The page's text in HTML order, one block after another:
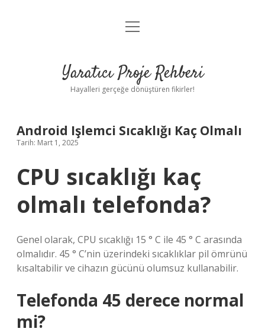
Anasayfa
Yasal Uyarı
menüyü
Yaratıcı Proje Rehberi
Hayalleri gerçeğe dönüştüren fikirler!
Android Işlemci Sıcaklığı Kaç Olmalı
Tarih: Mart 1, 2025
CPU sıcaklığı kaç
olmalı telefonda?
Genel olarak, CPU sıcaklığı 15 ° C ile 45 ° C arasında
olmalıdır. 45 ° C’nin üzerindeki sıcaklıklar pil ömrünü
kısaltabilir ve cihazın gücünü olumsuz kullanabilir.
Telefonda 45 derece normal
mi?